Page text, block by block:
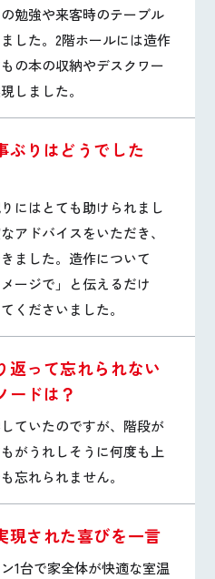
勉強や来客時のテーブル
した。2階ホールには造作
の本の収納やデスクワー
しました。
ぶりはどうでした
にはとても助けられまし
アドバイスをいただき、
ました。造作について
ージで」と伝えるだけ
くださいました。
返って忘れられない
ードは？
ていたのですが、階段が
がうれしそうに何度も上
忘れられません。
現された喜びを一言
1台で家全体が快適な室温